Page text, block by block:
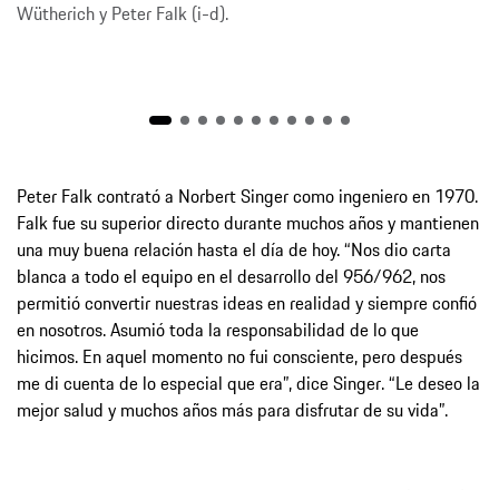
Wütherich y Peter Falk (i-d).
Peter Falk contrató a Norbert Singer como ingeniero en 1970.
Falk fue su superior directo durante muchos años y mantienen
una muy buena relación hasta el día de hoy. “Nos dio carta
blanca a todo el equipo en el desarrollo del 956/962, nos
permitió convertir nuestras ideas en realidad y siempre confió
en nosotros. Asumió toda la responsabilidad de lo que
hicimos. En aquel momento no fui consciente, pero después
me di cuenta de lo especial que era”, dice Singer. “Le deseo la
mejor salud y muchos años más para disfrutar de su vida”.